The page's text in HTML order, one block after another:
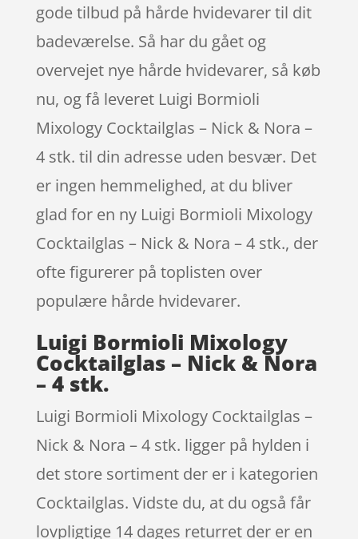
gode tilbud på hårde hvidevarer til dit
badeværelse. Så har du gået og
overvejet nye hårde hvidevarer, så køb
nu, og få leveret Luigi Bormioli
Mixology Cocktailglas – Nick & Nora –
4 stk. til din adresse uden besvær. Det
er ingen hemmelighed, at du bliver
glad for en ny Luigi Bormioli Mixology
Cocktailglas – Nick & Nora – 4 stk., der
ofte figurerer på toplisten over
populære hårde hvidevarer.
Luigi Bormioli Mixology
Cocktailglas – Nick & Nora
– 4 stk.
Luigi Bormioli Mixology Cocktailglas –
Nick & Nora – 4 stk. ligger på hylden i
det store sortiment der er i kategorien
Cocktailglas. Vidste du, at du også får
lovpligtige 14 dages returret der er en